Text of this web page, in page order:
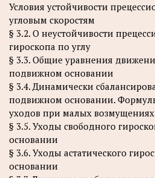
Условия устойчивости
угловым скоростям
§ 3.2. О неустойчивости
гироскопа по углу
§ 3.3. Общие уравнения
подвижном основании
§ 3.4. Динамически
подвижном основании.
уходов при малых возмущениях
§ 3.5. Уходы свободного
основании
§ 3.6. Уходы астатического
основании